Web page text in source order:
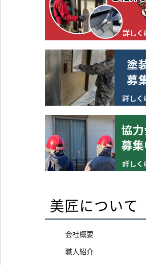
美匠について
会社概要
職人紹介